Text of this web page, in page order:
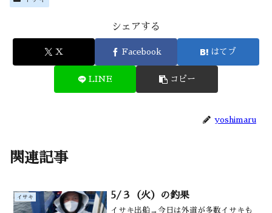
シェアする
X Facebook はてブ
LINE コピー
yoshimaru
関連記事
イサキ 5/３（火）の釣果
イサキ出船→今日は外道が多数イサキも